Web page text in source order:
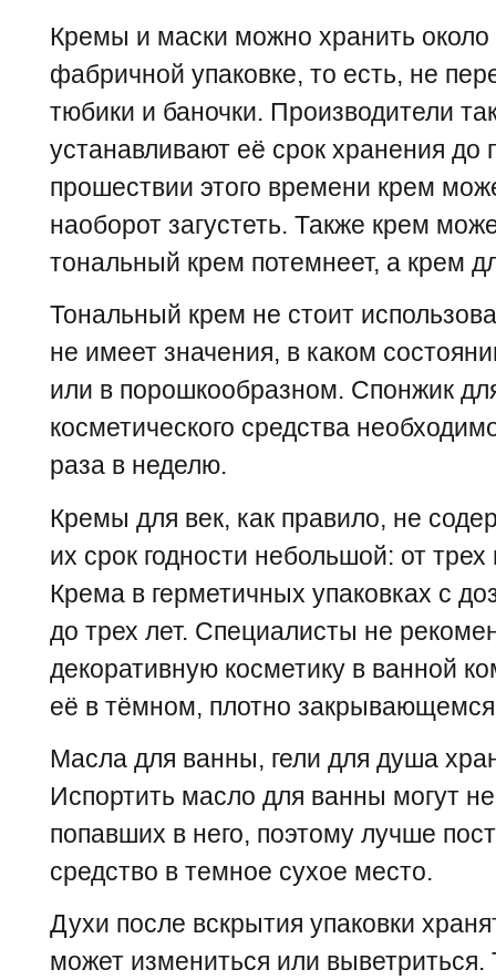
Кремы и маски можно хранить около
фабричной упаковке, то есть, не
тюбики и баночки. Производители
устанавливают её срок хранения до
прошествии этого времени крем
наоборот загустеть. Также крем
тональный крем потемнеет, а крем
Тональный крем не стоит
не имеет значения, в каком
или в порошкообразном. Спонжик
косметического средства
раза в неделю.
Кремы для век, как правило, не
их срок годности небольшой: от
Крема в герметичных упаковках с
до трех лет. Специалисты не
декоративную косметику в ванной
её в тёмном, плотно
Масла для ванны, гели для душа
Испортить масло для ванны могут
попавших в него, поэтому лучше
средство в темное сухое место.
Духи после вскрытия упаковки
может измениться или выветриться.